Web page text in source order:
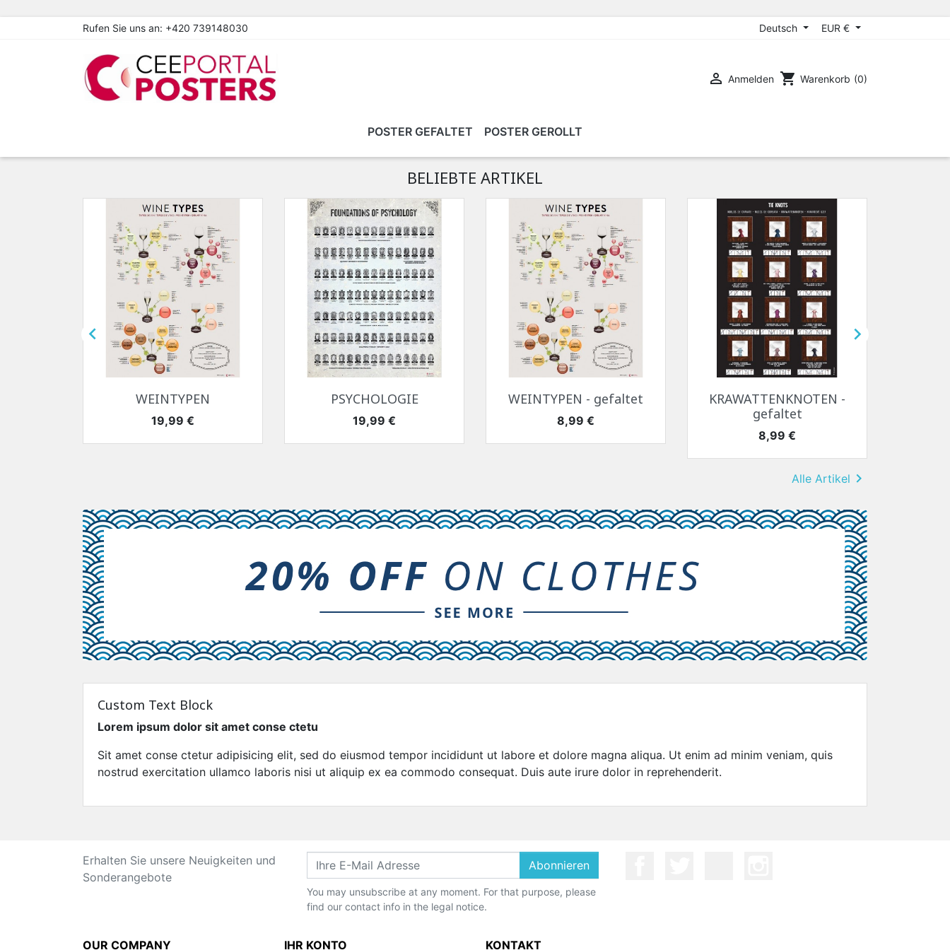
Rufen Sie uns an: +420 739148030 Deutsch EUR €
 Anmelden shopping_cart Warenkorb (0)
POSTER GEFALTET POSTER GEROLLT
BELIEBTE ARTIKEL

Vorschau
WEINTYPEN
Preis
19,99 €
Vorschau
PSYCHOLOGIE
Preis
19,99 €
Vorschau
WEINTYPEN - gefaltet
Preis
8,99 €
Vorschau
KRAWATTENKNOTEN -
gefaltet
Preis
8,99 €

Alle Artikel 
Custom Text Block
Lorem ipsum dolor sit amet conse ctetu
Sit amet conse ctetur adipisicing elit, sed do eiusmod tempor incididunt ut labore et dolore magna aliqua. Ut enim ad minim veniam, quis
nostrud exercitation ullamco laboris nisi ut aliquip ex ea commodo consequat. Duis aute irure dolor in reprehenderit.
Erhalten Sie unsere Neuigkeiten und
Sonderangebote
Abonnieren
You may unsubscribe at any moment. For that purpose, please
find our contact info in the legal notice.
OUR COMPANY IHR KONTO KONTAKT